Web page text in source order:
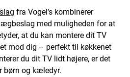
fra Vogel’s kombinerer
med muligheden for at
at du kan montere dit TV
mod dig – perfekt til køkkenet
du dit TV lidt højere, er det
børn og kæledyr.